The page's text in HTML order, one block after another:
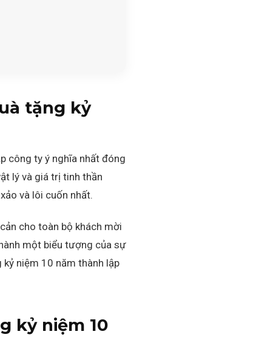
tặng kỷ
công ty ý nghĩa nhất đóng
lý và giá trị tinh thần
và lôi cuốn nhất.
cho toàn bộ khách mời
một biểu tượng của sự
niệm 10 năm thành lập
kỷ niệm 10